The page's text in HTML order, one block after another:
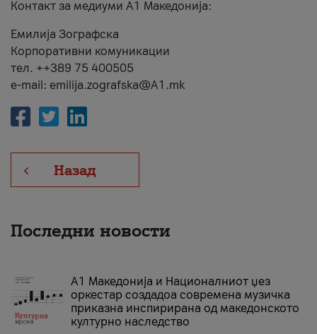
Контакт за медиуми А1 Македонија:
Емилија Зографска
Корпоративни комуникации
тел. ++389 75 400505
e-mail: emilija.zografska@A1.mk
Назад
Последни новости
А1 Македонија и Националниот џез
оркестар создадоа современа музичка
приказна инспирирана од македонското
културно наследство